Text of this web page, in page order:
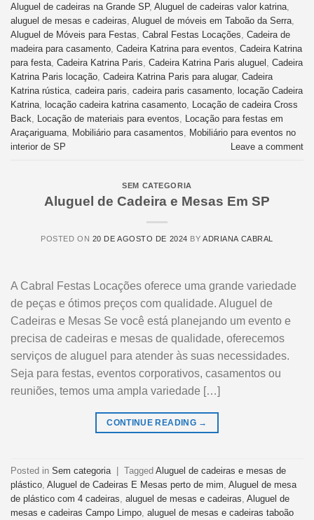
Aluguel de cadeiras na Grande SP, Aluguel de cadeiras valor katrina
aluguel de mesas e cadeiras Aluguel de móveis em Taboão da Serra
Aluguel de Móveis para Festas Cabral Festas Locações Cadeira de
madeira para casamento Cadeira Katrina para eventos Cadeira Katrina
para festa Cadeira Katrina Paris Cadeira Katrina Paris aluguel
Cadeira
Katrina Paris locação Cadeira Katrina Paris para alugar, Cadeira
Katrina rústica cadeira paris cadeira paris casamento
locação Cadeira
Katrina
locação cadeira katrina casamento
Locação de cadeira Cross
Back
Locação de materiais para eventos
Locação para festas em
Araçariguama
Mobiliário para casamentos
Mobiliário para eventos no
interior de SP
Leave a comment
SEM CATEGORIA
Aluguel de Cadeira e Mesas Em SP
POSTED ON 20 DE AGOSTO DE 2024 BYADRIANA CABRAL
A Cabral Festas Locações oferece uma grande variedade
de peças e ótimos preços com qualidade. Aluguel de
Cadeiras e Mesas Se você está planejando um evento e
precisa de cadeiras e mesas de qualidade, oferecemos
serviços de aluguel para atender às suas necessidades.
Seja para festas, eventos corporativos, casamentos ou
reuniões, temos uma ampla variedade […]
CONTINUE READING →
Posted in Sem categoria | Tagged Aluguel de cadeiras e mesas de
plástico Aluguel de Cadeiras E Mesas perto de mim Aluguel de mesa
de plástico com 4 cadeiras aluguel de mesas e cadeiras Aluguel de
mesas e cadeiras Campo Limpo aluguel de mesas e cadeiras taboão